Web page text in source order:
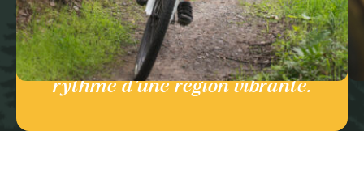
Ici, la nature respire à pleins
poumons, les lacs s’étirent à perte
de vue et la culture s’anime au
rythme d’une région vibrante.